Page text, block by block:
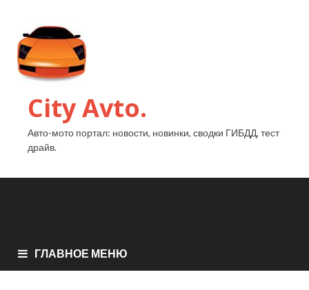
City Avto.
Авто-мото портал: новости, новинки, сводки ГИБДД, тест
драйв.
ГЛАВНОЕ МЕНЮ